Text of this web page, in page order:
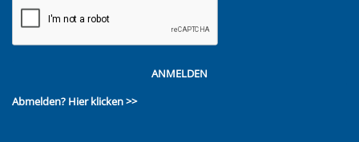
ANMELDEN
Abmelden? Hier klicken >>